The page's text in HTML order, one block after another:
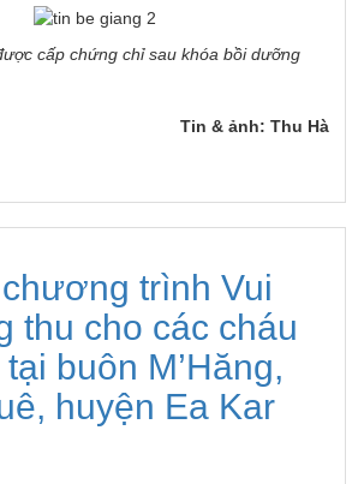
cấp chứng chỉ sau khóa bồi dưỡng
Tin & ảnh: Thu Hà
trình Vui
thu cho các cháu
buôn M’Hăng,
huyện Ea Kar